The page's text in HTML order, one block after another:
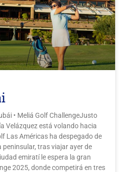
• Meliá Golf ChallengeJusto
Velázquez está volando hacia
Las Américas ha despegado de
tras viajar ayer de
emiratí le espera la gran
2025, donde competirá en tres